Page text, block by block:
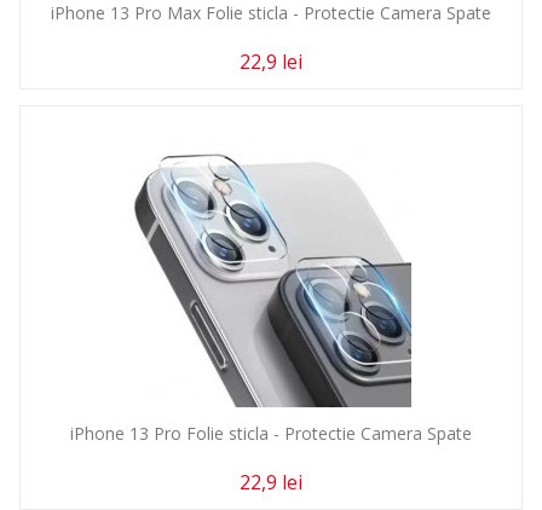
iPhone 13 Pro Max Folie sticla - Protectie Camera Spate
22,9 lei
iPhone 13 Pro Folie sticla - Protectie Camera Spate
22,9 lei